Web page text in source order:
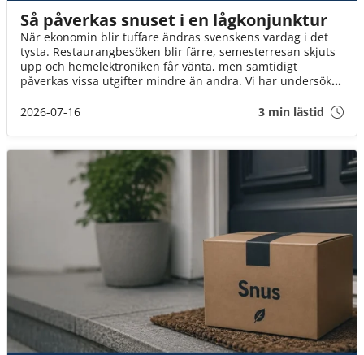
Så påverkas snuset i en lågkonjunktur
När ekonomin blir tuffare ändras svenskens vardag i det
tysta. Restaurangbesöken blir färre, semesterresan skjuts
upp och hemelektroniken får vänta, men samtidigt
påverkas vissa utgifter mindre än andra. Vi har undersökt
snuset står sig i jämförelsen.
2026-07-16 3 min lästid